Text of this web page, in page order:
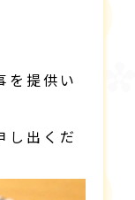
を提供い
し出くだ